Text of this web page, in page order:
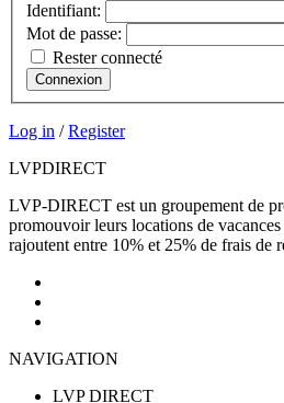
Identifiant:
Mot de passe:
Rester connecté
Connexion
Log in /Register
LVPDIRECT
LVP-DIRECT est un groupement de
promouvoir leurs locations de
rajoutent entre 10% et 25% de frais de
NAVIGATION
LVP DIRECT